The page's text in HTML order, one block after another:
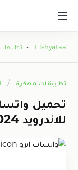
Elshyataa
-
تطبيقات مهكرة
تحميل
للاندرويد 2024